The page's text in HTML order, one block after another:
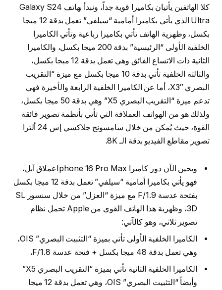
كلا الهاتفين يأتيان بكاميرا قوية جداً، ونبدأ بهاتف Galaxy S24
Ultra الذي يأتي بكاميرا أمامية “سيلفي” تعمل بدقة 12 ميجا
بكسل، وظهرية الهاتف تأتي بكاميرا رباعية وتأتي الكاميرا
الخلفية الأولى “الرئيسية” بدقة 200 ميجا بكسل، والكاميرا
الثانية ذات الاتساع الفائق وهي تعمل بدقة 12 ميجا بكسل،
والثالثة الخلفية تأتي بدقة 10 ميجا بكسل مع ميزة “التقريب
البصري X3″، أما عن الكاميرا الخلفية الرابعة والأخيرة فهي
تدعم ميزة “التقريب البصري X5” وهي بدقة 50 ميجا بكسل،
ولذلك هو من الهواتف العملاقة التي تأتي بأنظمة تصوير فائقة
القوة، حيث يُمكن من خلال سامسونج جلاكسي إس 24 ألترا
تصوير مقاطع الفيديو بدقة الـ 8K.
ويحين الآن دور كاميرا Iphone 16 Pro Maxعملاق آبل،
فهو يأتي بكاميرا أمامية “سيلفي” تعمل بدقة 12 ميجا بكسل
بفتحة عدسة F/1.9 مع ميزة “العزل” من خلال سنسور SL
3D، وظهرية هذا الهاتف القوي من Apple تحمل نظام
تصوير ثلاثي، وهو كالآتي:
الكاميرا الخلفية الأولى تأتي بميزة “التثبيت البصري” OIS،
وهي تعمل بدقة 48 ميجا بكسل + فتحة عدسة F/1.8
.
الكاميرا الخلفية الثانية تأتي بميزة “التقريب البصري X5”
وأيضاً “التثبيت البصري” OIS، وهي تعمل بدقة 12 ميجا